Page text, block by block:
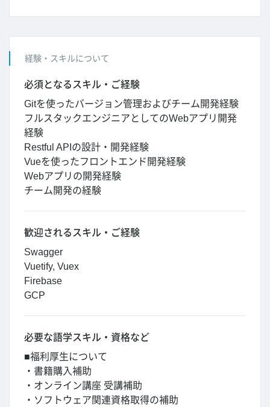
経験・スキルについて
必須となるスキル・ご経験
Gitを使ったバージョン管理およびチーム開発経験
フルスタックエンジニアとしてのWebアプリ開発
経験
Restful APIの設計・開発経験
Vueを使ったフロントエンド開発経験
Webアプリの開発経験
チーム開発の経験
歓迎されるスキル・ご経験
Swagger
Vuetify, Vuex
Firebase
GCP
必要な語学スキル・資格など
■福利厚生について
・書籍購入補助
・オンライン講座 受講補助
・ソフトウェア関連資格取得の補助